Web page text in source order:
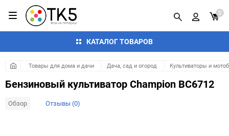
КАТАЛОГ ТОВАРОВ
0
Товары для дома и дачи Дача, сад и огород Культиваторы и
Бензиновый культиватор Champion BC6712
Обзор Отзывы (0)